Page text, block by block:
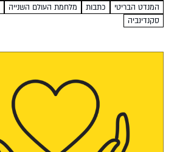
המנדט הבריטי
כתבות מלחמת העולם השנייה
סקנדינביה